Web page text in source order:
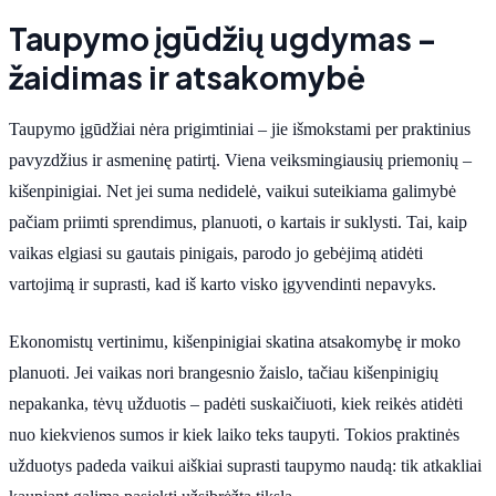
Taupymo įgūdžių ugdymas –
žaidimas ir atsakomybė
Taupymo įgūdžiai nėra prigimtiniai – jie išmokstami per praktinius
pavyzdžius ir asmeninę patirtį. Viena veiksmingiausių priemonių –
kišenpinigiai. Net jei suma nedidelė, vaikui suteikiama galimybė
pačiam priimti sprendimus, planuoti, o kartais ir suklysti. Tai, kaip
vaikas elgiasi su gautais pinigais, parodo jo gebėjimą atidėti
vartojimą ir suprasti, kad iš karto visko įgyvendinti nepavyks.
Ekonomistų vertinimu, kišenpinigiai skatina atsakomybę ir moko
planuoti. Jei vaikas nori brangesnio žaislo, tačiau kišenpinigių
nepakanka, tėvų užduotis – padėti suskaičiuoti, kiek reikės atidėti
nuo kiekvienos sumos ir kiek laiko teks taupyti. Tokios praktinės
užduotys padeda vaikui aiškiai suprasti taupymo naudą: tik atkakliai